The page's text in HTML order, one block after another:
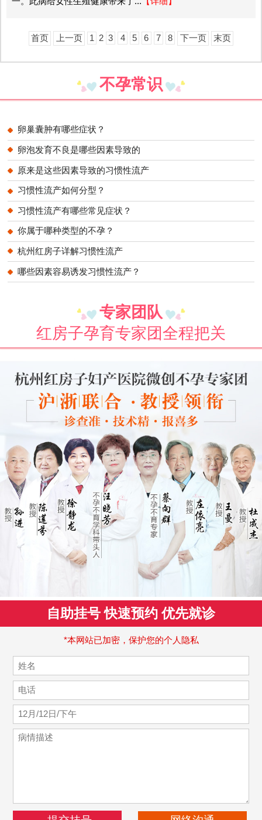
首页 上一页 1 2 3 4 5 6 7 8 下一页 末页
不孕常识
卵巢囊肿有哪些症状？
卵泡发育不良是哪些因素导致的
原来是这些因素导致的习惯性流产
习惯性流产如何分型？
习惯性流产有哪些常见症状？
你属于哪种类型的不孕？
杭州红房子详解习惯性流产
哪些因素容易诱发习惯性流产？
专家团队
红房子孕育专家团全程把关
自助挂号 快速预约 优先就诊
*本网站已加密，保护您的个人隐私